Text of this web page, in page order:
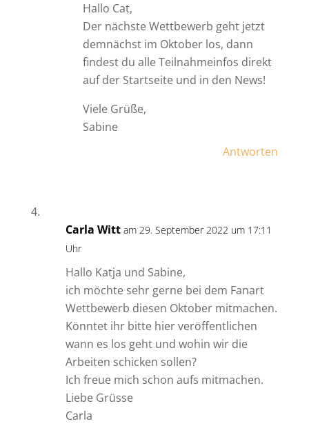
Hallo Cat,
Der nächste Wettbewerb geht jetzt
demnächst im Oktober los, dann
findest du alle Teilnahmeinfos direkt
auf der Startseite und in den News!
Viele Grüße,
Sabine
Antworten
Carla Witt am 29. September 2022 um 17:11
Uhr
Hallo Katja und Sabine,
ich möchte sehr gerne bei dem Fanart
Wettbewerb diesen Oktober mitmachen.
Könntet ihr bitte hier veröffentlichen
wann es los geht und wohin wir die
Arbeiten schicken sollen?
Ich freue mich schon aufs mitmachen.
Liebe Grüsse
Carla